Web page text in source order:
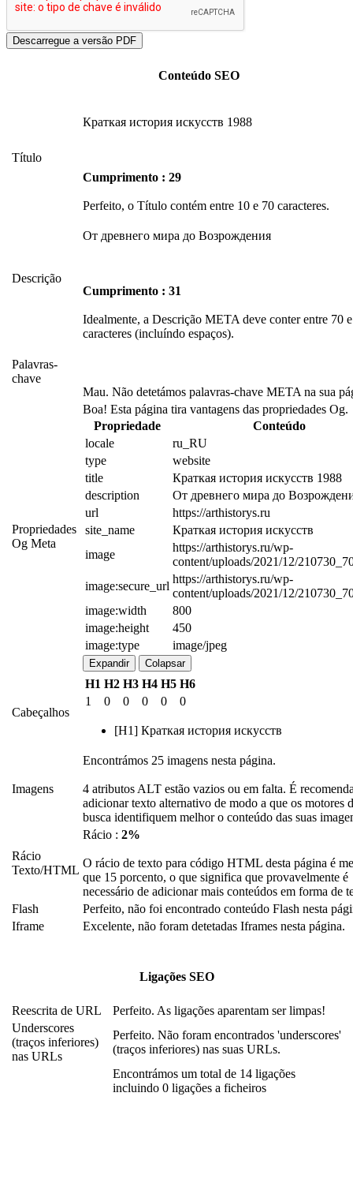
Conteúdo SEO
Título
Краткая история искусств 1988
Cumprimento : 29
Perfeito, o Título contém entre 10 e 70 caracteres.
Descrição
От древнего мира до Возрождения
Cumprimento : 31
Idealmente, a Descrição META deve conter entre 70
caracteres (incluíndo espaços).
Palavras-
chave
Mau. Não detetámos palavras-chave META na sua
Propriedades
Og Meta
Boa! Esta página tira vantagens das propriedades Og.
Propriedade
Conteúdo
locale
ru_RU
type
website
title
Краткая история искусств 1988
description
От древнего мира до
url
https://arthistorys.ru
site_name
Краткая история искусств
image
https://arthistorys.ru/wp-
content/uploads/2021/12/
image:secure_url
https://arthistorys.ru/wp-
content/uploads/2021/12/
image:width
800
image:height
450
image:type
image/jpeg
Expandir Colapsar
Cabeçalhos
H1 H2 H3 H4 H5 H6
1
0 0 0 0 0
[H1] Краткая история искусств
Imagens
Encontrámos 25 imagens nesta página.
4 atributos ALT estão vazios ou em falta. É
adicionar texto alternativo de modo a que os motores
busca identifiquem melhor o conteúdo das suas
Rácio
Texto/HTML
Rácio : 2%
O rácio de texto para código HTML desta página é
que 15 porcento, o que significa que provavelmente é
necessário de adicionar mais conteúdos em forma de
Flash
Perfeito, não foi encontrado conteúdo Flash nesta
Iframe
Excelente, não foram detetadas Iframes nesta página.
Ligações SEO
Reescrita de URL
Perfeito. As ligações aparentam ser limpas!
Underscores
(traços inferiores)
nas URLs
Perfeito. Não foram encontrados 'underscores'
(traços inferiores) nas suas URLs.
Encontrámos um total de 14 ligações
incluindo 0 ligações a ficheiros